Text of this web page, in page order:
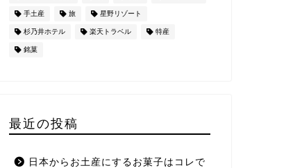
手土産 旅 星野リゾート
杉乃井ホテル 楽天トラベル 特産
銘菓
最近の投稿
日本からお土産にするお菓子はコレで